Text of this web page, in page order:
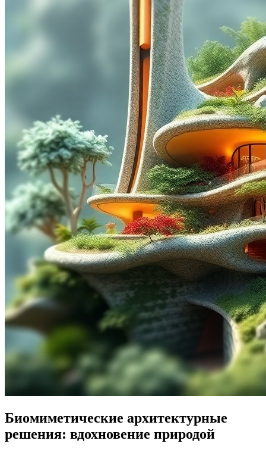
Биомиметические архитектурные
решения: вдохновение природой